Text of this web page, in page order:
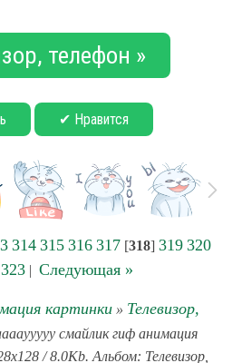
телефон »
✔ Нравится
314 315 316 317[318] 319 320
323 | Следующая »
картинки» Телевизор,
смайлик гиф анимация
/ 8.0Kb. Альбом: Телевизор,